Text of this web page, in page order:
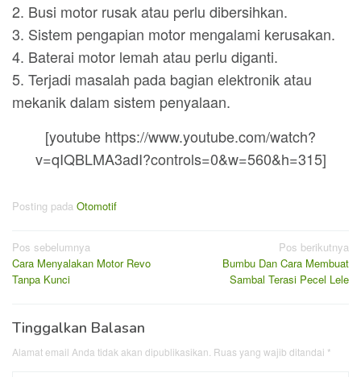
2. Busi motor rusak atau perlu dibersihkan.
3. Sistem pengapian motor mengalami kerusakan.
4. Baterai motor lemah atau perlu diganti.
5. Terjadi masalah pada bagian elektronik atau
mekanik dalam sistem penyalaan.
[youtube https://www.youtube.com/watch?
v=qIQBLMA3adI?controls=0&w=560&h=315]
Posting pada Otomotif
Navigasi
pos
Pos sebelumnya
Cara Menyalakan Motor Revo
Tanpa Kunci
Pos berikutnya
Bumbu Dan Cara Membuat
Sambal Terasi Pecel Lele
Tinggalkan Balasan
Alamat email Anda tidak akan dipublikasikan. Ruas yang wajib ditandai *